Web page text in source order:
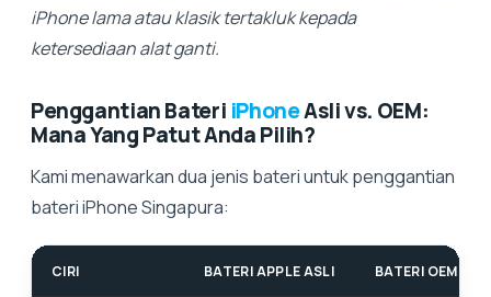
iPhone lama atau klasik tertakluk kepada
ketersediaan alat ganti.
Penggantian Bateri iPhoneAsli vs. OEM:
Mana Yang Patut Anda Pilih?
Kami menawarkan dua jenis bateri untuk penggantian
bateri iPhone Singapura:
CIRI BATERI APPLE ASLI BATERI OEM